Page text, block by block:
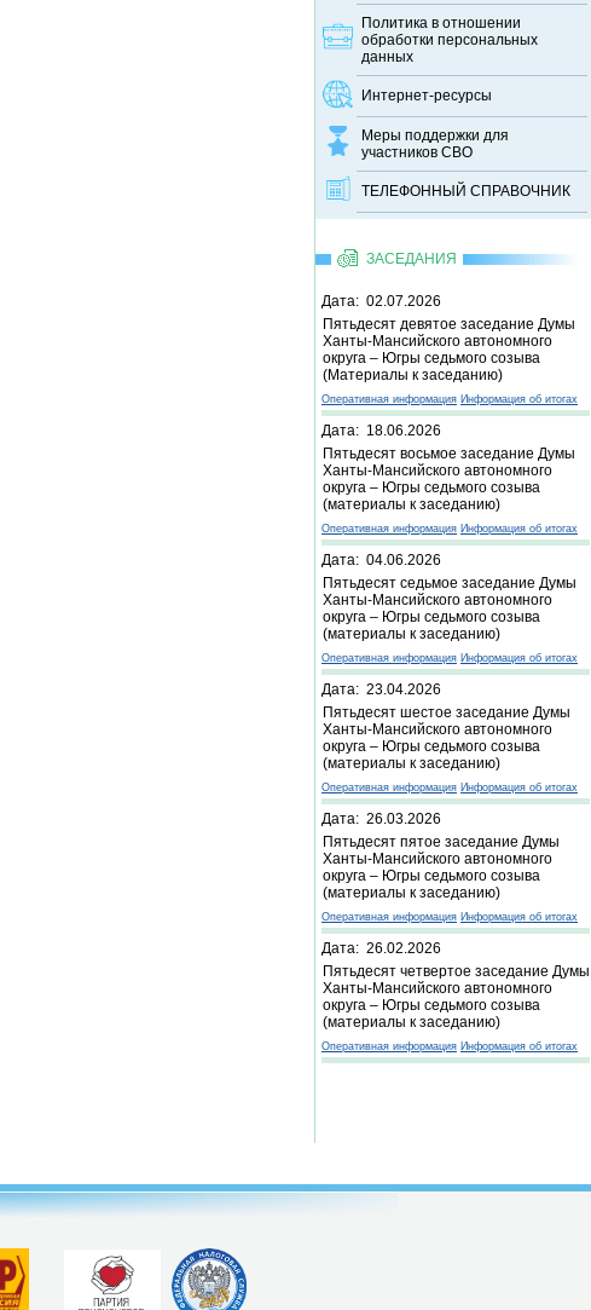
Политика в отношении
обработки персональных
данных
Интернет-ресурсы
Меры поддержки для
участников СВО
ТЕЛЕФОННЫЙ CПРАВОЧНИК
ЗАСЕДАНИЯ
Дата: 02.07.2026
Пятьдесят девятое заседание Думы
Ханты-Мансийского автономного
округа – Югры седьмого созыва
(Материалы к заседанию)
Оперативная информация Информация об итогах
Дата: 18.06.2026
Пятьдесят восьмое заседание Думы
Ханты-Мансийского автономного
округа – Югры седьмого созыва
(материалы к заседанию)
Оперативная информация Информация об итогах
Дата: 04.06.2026
Пятьдесят седьмое заседание Думы
Ханты-Мансийского автономного
округа – Югры седьмого созыва
(материалы к заседанию)
Оперативная информация Информация об итогах
Дата: 23.04.2026
Пятьдесят шестое заседание Думы
Ханты-Мансийского автономного
округа – Югры седьмого созыва
(материалы к заседанию)
Оперативная информация Информация об итогах
Дата: 26.03.2026
Пятьдесят пятое заседание Думы
Ханты-Мансийского автономного
округа – Югры седьмого созыва
(материалы к заседанию)
Оперативная информация Информация об итогах
Дата: 26.02.2026
Пятьдесят четвертое заседание Думы
Ханты-Мансийского автономного
округа – Югры седьмого созыва
(материалы к заседанию)
Оперативная информация Информация об итогах